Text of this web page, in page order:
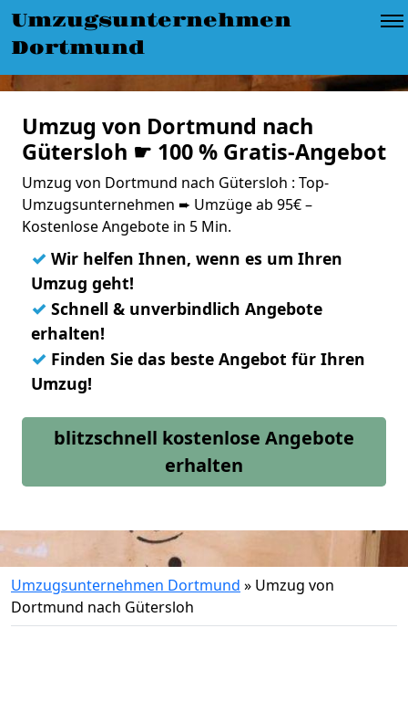
Umzugsunternehmen
Dortmund
Umzug von Dortmund nach
Gütersloh ☛ 100 % Gratis-Angebot
Umzug von Dortmund nach Gütersloh : Top-
Umzugsunternehmen ➨ Umzüge ab 95€ –
Kostenlose Angebote in 5 Min.
✓ Wir helfen Ihnen, wenn es um Ihren
Umzug geht!
✓ Schnell & unverbindlich Angebote
erhalten!
✓ Finden Sie das beste Angebot für Ihren
Umzug!
blitzschnell kostenlose Angebote
erhalten
Umzugsunternehmen Dortmund » Umzug von
Dortmund nach Gütersloh